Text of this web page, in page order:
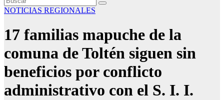
NOTICIAS REGIONALES
17 familias mapuche de la
comuna de Toltén siguen sin
beneficios por conflicto
administrativo con el S. I. I.